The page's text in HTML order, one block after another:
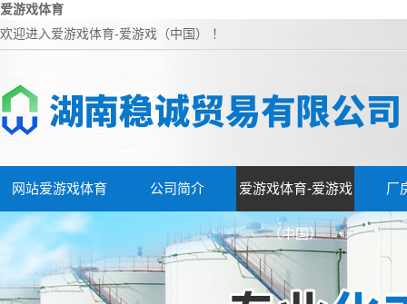
爱游戏体育
欢迎进入爱游戏体育-爱游戏（中国） ！
网站爱游戏体育 公司简介 爱游戏体育-爱游戏
（中国）
厂